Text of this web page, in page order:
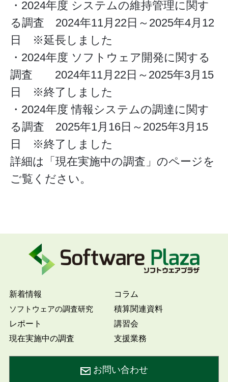
・2024年度 システムの維持管理に関す
る調査 2024年11月22日～2025年4月12
日 ※延長しました
・2024年度 ソフトウェア開発に関する
調査 2024年11月22日～2025年3月15
日 ※終了しました
・2024年度 情報システムの調達に関す
る調査 2025年1月16日～2025年3月15
日 ※終了しました
詳細は「現在実施中の調査」のページを
ご覧ください。
新着情報 コラム
ソフトウェアの調査研究
積算関連資料
レポート
講習会
現在実施中の調査
支援業務
お問い合わせ